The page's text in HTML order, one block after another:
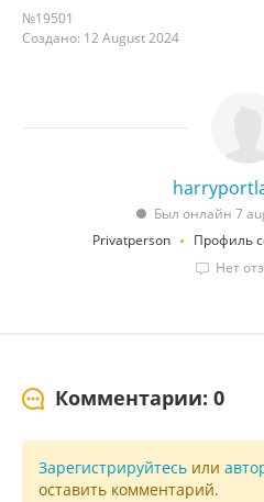
№19501
Создано: 12 August 2024
Был онлайн 7
Privatperson
Профиль
Нет
Комментарии: 0
Зарегистрируйтесь или
оставить комментарий.